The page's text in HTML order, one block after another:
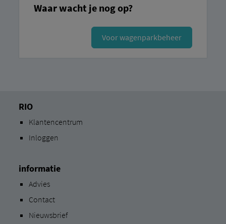
Waar wacht je nog op?
Voor wagenparkbeheer
RIO
Klantencentrum
Inloggen
informatie
Advies
Contact
Nieuwsbrief